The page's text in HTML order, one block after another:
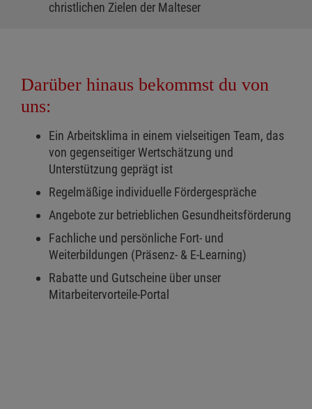
christlichen Zielen der Malteser
Darüber hinaus bekommst du von
uns:
Ein Arbeitsklima in einem vielseitigen Team, das
von gegenseitiger Wertschätzung und
Unterstützung geprägt ist
Regelmäßige individuelle Fördergespräche
Angebote zur betrieblichen Gesundheitsförderung
Fachliche und persönliche Fort- und
Weiterbildungen (Präsenz- & E-Learning)
Rabatte und Gutscheine über unser
Mitarbeitervorteile-Portal